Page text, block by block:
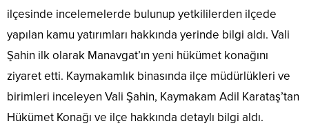
ilçesinde incelemelerde bulunup yetkililerden ilçede
yapılan kamu yatırımları hakkında yerinde bilgi aldı. Vali
Şahin ilk olarak Manavgat’ın yeni hükümet konağını
ziyaret etti. Kaymakamlık binasında ilçe müdürlükleri ve
birimleri inceleyen Vali Şahin, Kaymakam Adil Karataş’tan
Hükümet Konağı ve ilçe hakkında detaylı bilgi aldı.